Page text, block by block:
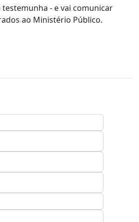
- e vai comunicar
ao Ministério Público.